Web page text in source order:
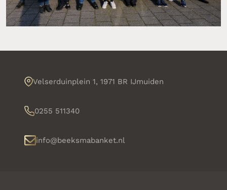
Velserduinplein 1, 1971 BR IJmuiden
0255 511340
info@beeksmabanket.nl